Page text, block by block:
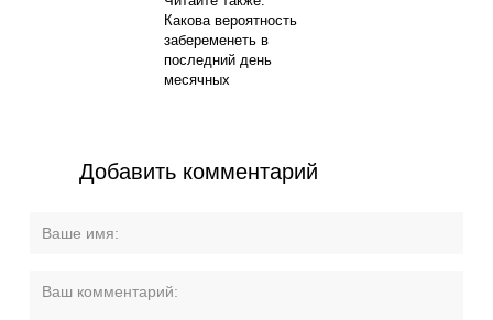
Какова вероятность
забеременеть в
последний день
месячных
Добавить комментарий